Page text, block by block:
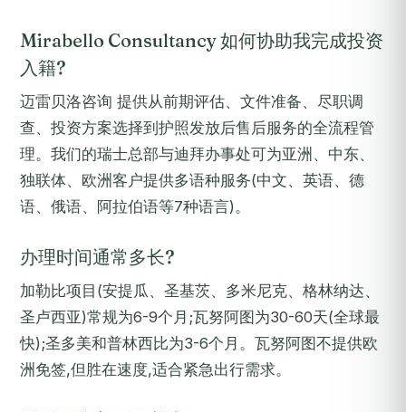
Mirabello Consultancy 如何协助我完成投资
入籍?
迈雷贝洛咨询 提供从前期评估、文件准备、尽职调
查、投资方案选择到护照发放后售后服务的全流程管
理。我们的瑞士总部与迪拜办事处可为亚洲、中东、
独联体、欧洲客户提供多语种服务(中文、英语、德
语、俄语、阿拉伯语等7种语言)。
办理时间通常多长?
加勒比项目(安提瓜、圣基茨、多米尼克、格林纳达、
圣卢西亚)常规为6-9个月;瓦努阿图为30-60天(全球最
快);圣多美和普林西比为3-6个月。瓦努阿图不提供欧
洲免签,但胜在速度,适合紧急出行需求。